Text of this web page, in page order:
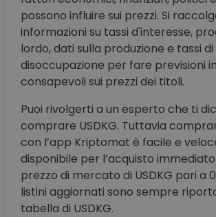
possono influire sui prezzi. Si
informazioni su tassi d'interesse,
lordo, dati sulla produzione e tassi di
disoccupazione per fare previsioni
consapevoli sui prezzi dei titoli.
Puoi rivolgerti a un esperto che ti
comprare USDKG. Tuttavia
con l’app Kriptomat è facile e
disponibile per l’acquisto
prezzo di mercato di USDKG pari a
listini aggiornati sono sempre
tabella di USDKG.